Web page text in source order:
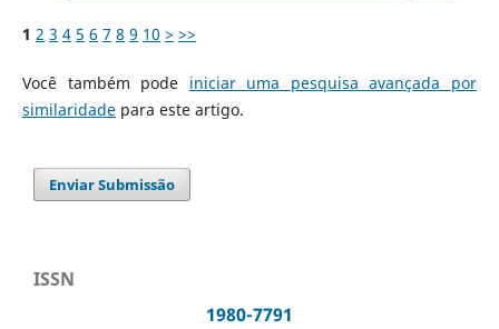
1 2 3 4 5 6 7 8 9 10 > >>
Você também pode iniciar uma pesquisa avançada por
similaridadepara este artigo.
Enviar Submissão
ISSN
1980-7791